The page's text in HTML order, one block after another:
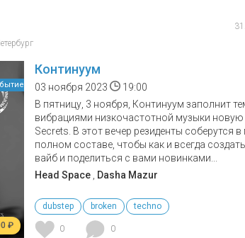
₽
Континуум
03 ноября 2023
19:00
В пятницу, 3 ноября, Континуум заполнит
вибрациями низкочастотной музыки
Secrets. В этот вечер резиденты соберутся в
полном составе, чтобы как и всегда
вайб и поделиться с вами новинками...
Head Space
Dasha Mazur
dubstep broken techno
0 0